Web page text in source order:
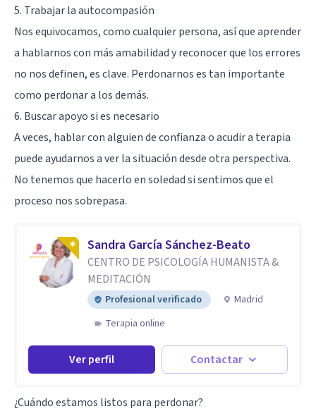
5. Trabajar la autocompasión
Nos equivocamos, como cualquier persona, así que aprender
a hablarnos con más amabilidad y reconocer que los errores
no nos definen, es clave. Perdonarnos es tan importante
como perdonar a los demás.
6. Buscar apoyo si es necesario
A veces, hablar con alguien de confianza o acudir a terapia
puede ayudarnos a ver la situación desde otra perspectiva.
No tenemos que hacerlo en soledad si sentimos que el
proceso nos sobrepasa.
Sandra García Sánchez-Beato
CENTRO DE PSICOLOGÍA HUMANISTA &
MEDITACIÓN
Profesional verificado
Madrid
Terapia online
Ver perfil Contactar
¿Cuándo estamos listos para perdonar?